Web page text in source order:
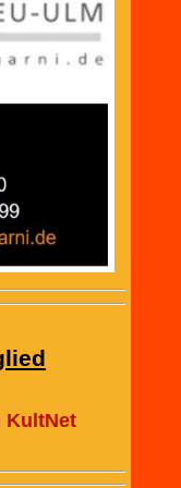
KultNet